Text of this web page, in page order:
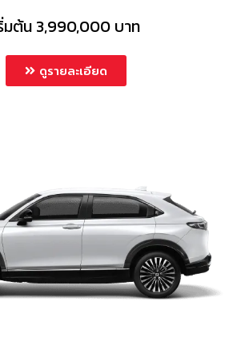
มต้น 3,990,000 บาท
ดูรายละเอียด